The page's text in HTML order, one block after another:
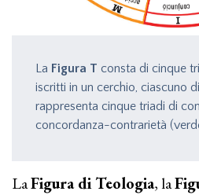
La Figura T consta di cinque
iscritti in un cerchio, ciascuno
rappresenta cinque triadi di
concordanza-contrarietà
creatura-operazione (blu).
LaFigura di Teologia, la